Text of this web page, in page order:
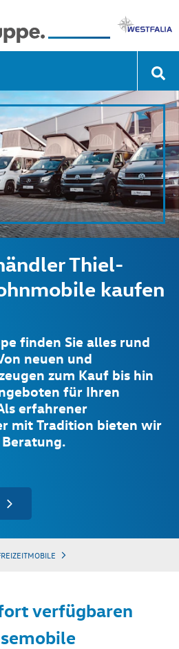
Thiel-
kaufen
finden Sie alles rund
neuen und
zum Kauf bis hin
für Ihren
erfahrener
mit Tradition bieten wir
verfügbaren